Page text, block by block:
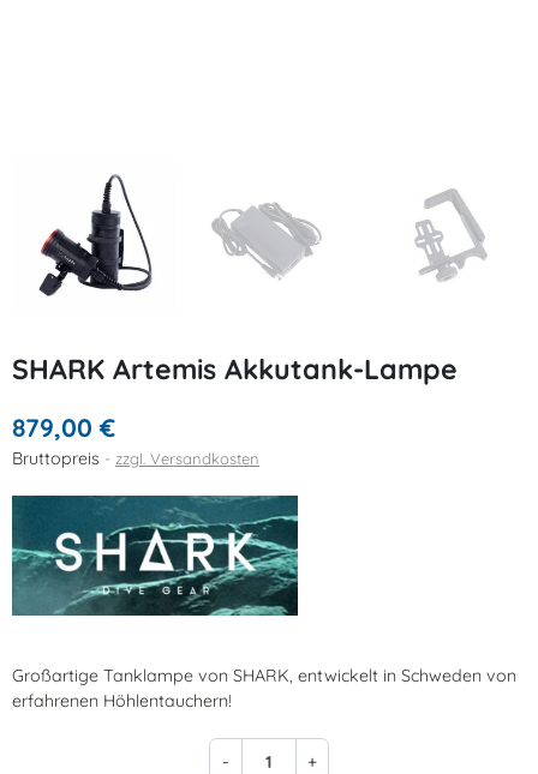
SHARK Artemis Akkutank-Lampe
879,00 €
Bruttopreis zzgl. Versandkosten
Großartige Tanklampe von SHARK, entwickelt in Schweden von
erfahrenen Höhlentauchern!
- +